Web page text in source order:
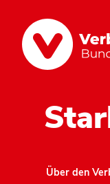
Über den